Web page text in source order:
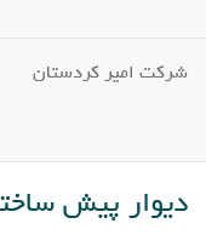
شرکت امیر کردستان
دیوار پیش